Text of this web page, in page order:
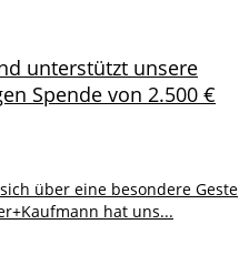
unterstützt unsere
Spende von 2.500 €
über eine besondere Geste
hat uns...